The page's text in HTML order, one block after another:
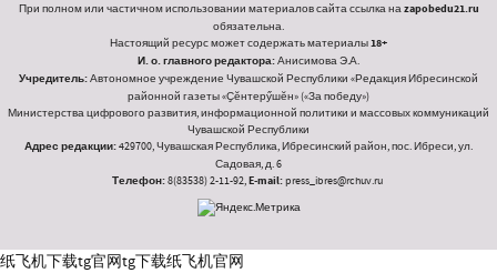
При полном или частичном использовании материалов сайта ссылка наzapobedu21.ru
обязательна.
Настоящий ресурс может содержать материалы18+
И. о. главного редактора:Анисимова Э.А.
Учредитель:Автономное учреждение Чувашской Республики «Редакция Ибресинской
районной газеты «Ҫӗнтерӳшӗн» («За победу»)
Министерства цифрового развития, информационной политики и массовых коммуникаций
Чувашской Республики
Адрес редакции:429700, Чувашская Республика, Ибресинский район, пос. Ибреси, ул.
Садовая, д. 6
Телефон:8(83538) 2-11-92,E-mail:press_ibres@rchuv.ru
纸飞机下载tg官网tg下载纸飞机官网